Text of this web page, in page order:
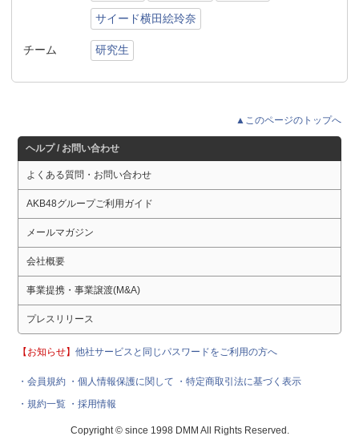
サイード横田絵玲奈
チーム 研究生
▲このページのトップへ
ヘルプ / お問い合わせ
よくある質問・お問い合わせ
AKB48グループご利用ガイド
メールマガジン
会社概要
事業提携・事業譲渡(M&A)
プレスリリース
【お知らせ】他社サービスと同じパスワードをご利用の方へ
・会員規約 ・個人情報保護に関して
・特定商取引法に基づく表示
・規約一覧 ・採用情報
Copyright © since 1998 DMM All Rights Reserved.